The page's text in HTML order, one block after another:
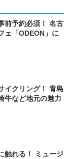
前予約必須！ 名古
ェ「ODEON」に
イクリング！ 青島
牛など地元の魅力
触れる！ ミュージ